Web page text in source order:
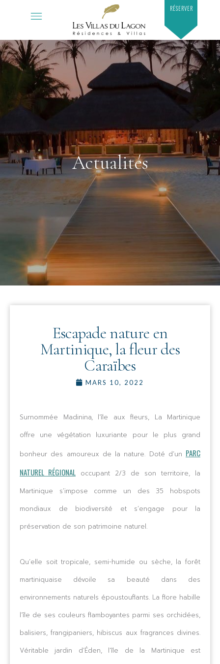
RÉSERVER
Actualités
Escapade nature en
Martinique, la fleur des
Caraïbes
MARS 10, 2022
Surnommée Madinina, l’île aux fleurs, La Martinique
offre une végétation luxuriante pour le plus grand
bonheur des amoureux de la nature. Doté d’un PARC
NATUREL RÉGIONAL occupant 2/3 de son territoire, la
Martinique s’impose comme un des 35 hobspots
mondiaux de biodiversité et s’engage pour la
préservation de son patrimoine naturel.
Qu’elle soit tropicale, semi-humide ou sèche, la forêt
martiniquaise dévoile sa beauté dans des
environnements naturels époustouflants. La flore habille
l’île de ses couleurs flamboyantes parmi ses orchidées,
balisiers, frangipaniers, hibiscus aux fragrances divines.
Véritable jardin d’Éden, l’île de la Martinique est